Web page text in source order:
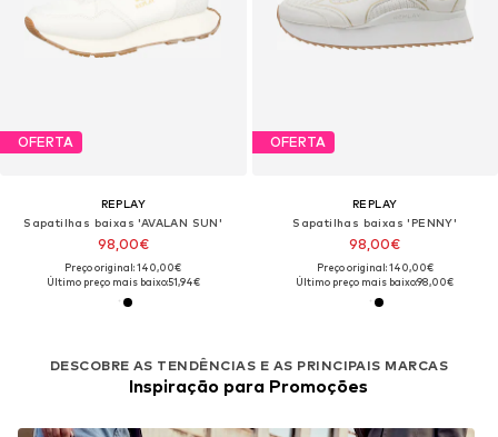
OFERTA
REPLAY
Sapatilhas baixas 'AVALAN SUN'
98,00€
Preço original: 140,00€
Último preço mais baixo:51,94€
OFERTA
REPLAY
Sapatilhas baixas 'PENNY'
98,00€
Preço original: 140,00€
Último preço mais baixo:98,00€
DESCOBRE AS TENDÊNCIAS E AS PRINCIPAIS MARCAS
Inspiração para Promoções